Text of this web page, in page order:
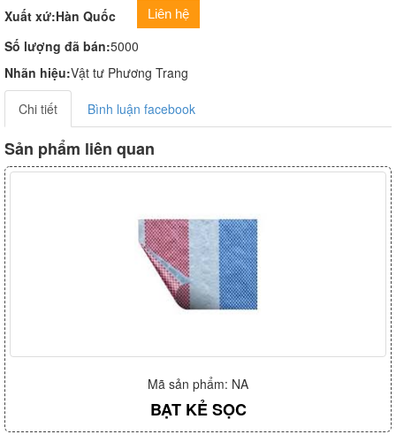
Xuất xứ:Hàn Quốc Liên hệ
Số lượng đã bán:5000
Nhãn hiệu:Vật tư Phương Trang
Chi tiết Bình luận facebook
Sản phẩm liên quan
Mã sản phẩm: NA
BẠT KẺ SỌC